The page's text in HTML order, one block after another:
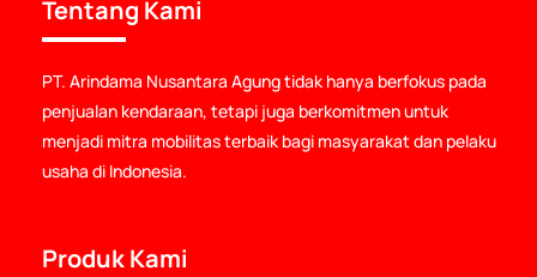
Tentang Kami
PT. Arindama Nusantara Agung tidak hanya berfokus pada
penjualan kendaraan, tetapi juga berkomitmen untuk
menjadi mitra mobilitas terbaik bagi masyarakat dan pelaku
usaha di Indonesia.
Produk Kami